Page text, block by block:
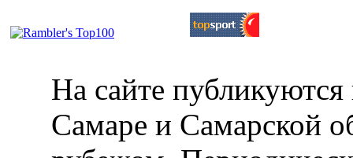
На сайте публикуются
Самаре и Самарской